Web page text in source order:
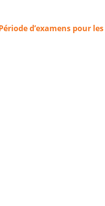
Période d’examens pour